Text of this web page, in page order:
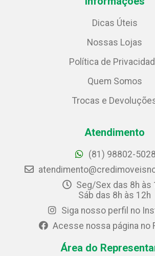
Dicas Úteis
Nossas Lojas
Política de
Quem Somos
Trocas e
Atendimento
(81) 98802-5028
Seg/Sex das 8h às
Sáb das 8h às 12h
Siga nosso perfil no
Acesse nossa página no
Área do